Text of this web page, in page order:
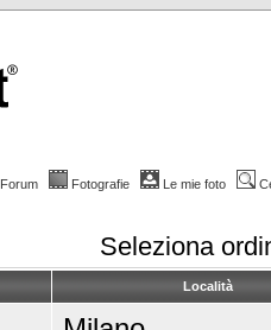
Forum Fotografie Le mie foto
Seleziona
Località